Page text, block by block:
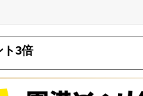
ト3倍